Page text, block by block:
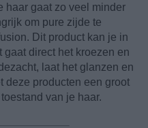
haar gaat zo veel minder
om pure zijde te
Dit product kan je in
direct het kroezen en
laat het glanzen en
deze producten een groot
van je haar.